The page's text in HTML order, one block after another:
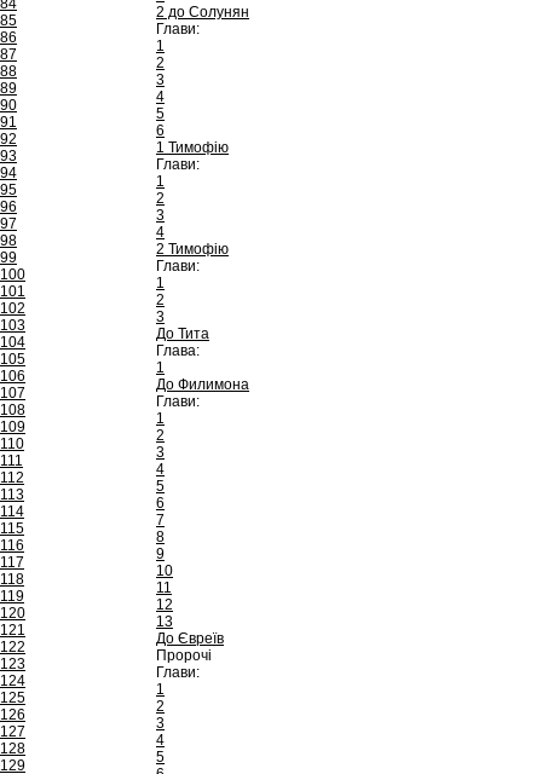
84
85
86
87
88
89
90
91
92
93
94
95
96
97
98
99
100
101
102
103
104
105
106
107
108
109
110
111
112
113
114
115
116
117
118
119
120
121
122
123
124
125
126
127
128
129
2 до Солунян
Глави:
1
2
3
4
5
6
1 Тимофію
Глави:
1
2
3
4
2 Тимофію
Глави:
1
2
3
До Тита
Глава:
1
До Филимона
Глави:
1
2
3
4
5
6
7
8
9
10
11
12
13
До Євреїв
Пророчі
Глави:
1
2
3
4
5